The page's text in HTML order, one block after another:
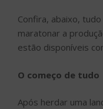
Confira, abaixo,
maratonar a
estão disponíveis
O começo de tudo
Após herdar uma